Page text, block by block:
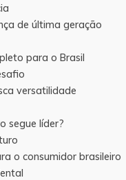
de última geração
para o Brasil
versatilidade
segue líder?
o consumidor brasileiro